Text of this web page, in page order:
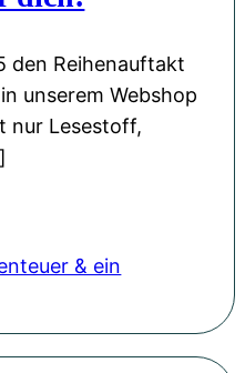
den Reihenauftakt
unserem Webshop
nur Lesestoff,